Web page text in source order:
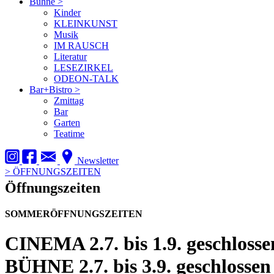
Kinder
KLEINKUNST
Musik
IM RAUSCH
Literatur
LESEZIRKEL
ODEON-TALK
Bar+Bistro >
Zmittag
Bar
Garten
Teatime
Newsletter
> ÖFFNUNGSZEITEN
Öffnungszeiten
SOMMERÖFFNUNGSZEITEN
CINEMA2.7. bis 1.9.
BÜHNE 2.7. bis 3.9. geschlossen